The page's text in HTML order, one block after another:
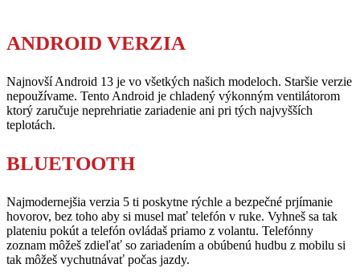
ANDROID VERZIA
Najnovší Android 13 je vo všetkých našich modeloch. Staršie verzie
nepoužívame. Tento Android je chladený výkonným ventilátorom
ktorý zaručuje neprehriatie zariadenie ani pri tých najvyšších
teplotách.
BLUETOOTH
Najmodernejšia verzia 5 ti poskytne rýchle a bezpečné prjímanie
hovorov, bez toho aby si musel mať telefón v ruke. Vyhneš sa tak
plateniu pokút a telefón ovládaš priamo z volantu. Telefónny
zoznam môžeš zdieľať so zariadením a obúbenú hudbu z mobilu si
tak môžeš vychutnávať počas jazdy.